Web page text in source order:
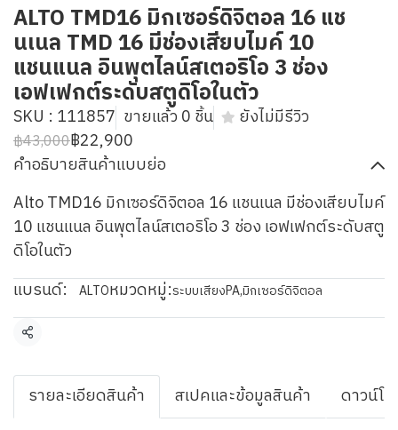
ALTO TMD16 มิกเซอร์ดิจิตอล 16 แช
นเนล TMD 16 มีช่องเสียบไมค์ 10
แชนแนล อินพุตไลน์สเตอริโอ 3 ช่อง
เอฟเฟกต์ระดับสตูดิโอในตัว
SKU : 111857 ขายแล้ว 0 ชิ้น ยังไม่มีรีวิว
฿43,000฿22,900
คำอธิบายสินค้าแบบย่อ
Alto TMD16 มิกเซอร์ดิจิตอล 16 แชนเนล มีช่องเสียบไมค์
10 แชนแนล อินพุตไลน์สเตอริโอ 3 ช่อง เอฟเฟกต์ระดับสตู
ดิโอในตัว
แบรนด์:
ALTOหมวดหมู่:ระบบเสียงPA,มิกเซอร์ดิจิตอล
แชร์
รายละเอียดสินค้า สเปคและข้อมูลสินค้า ดาวน์โ